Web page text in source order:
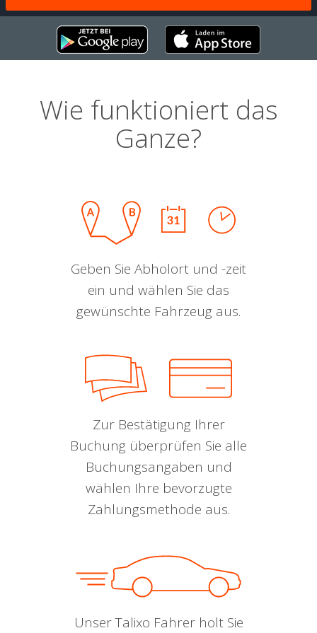
Wie funktioniert das
Ganze?
Geben Sie Abholort und -zeit
ein und wählen Sie das
gewünschte Fahrzeug aus.
Zur Bestätigung Ihrer
Buchung überprüfen Sie alle
Buchungsangaben und
wählen Ihre bevorzugte
Zahlungsmethode aus.
Unser Talixo Fahrer holt Sie